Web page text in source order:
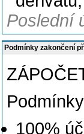
Poslední
Podmínky zakončení
100%